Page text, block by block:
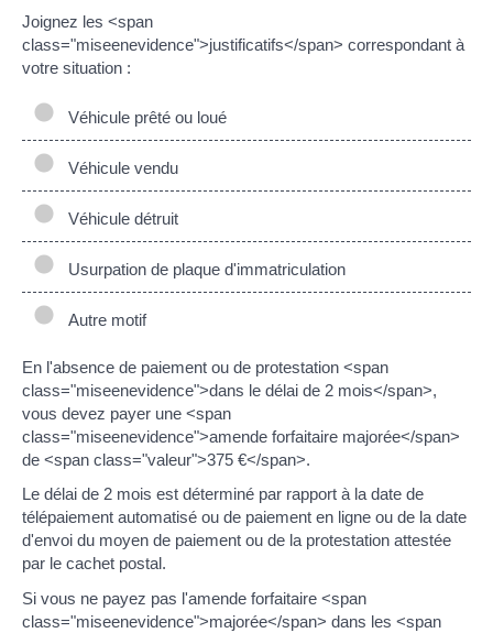
Joignez les <span
class="miseenevidence">justificatifs</span> correspondant à
votre situation :
Véhicule prêté ou loué
Véhicule vendu
Véhicule détruit
Usurpation de plaque d'immatriculation
Autre motif
En l'absence de paiement ou de protestation <span
class="miseenevidence">dans le délai de 2 mois</span>,
vous devez payer une <span
class="miseenevidence">amende forfaitaire majorée</span>
de <span class="valeur">375 €</span>.
Le délai de 2 mois est déterminé par rapport à la date de
télépaiement automatisé ou de paiement en ligne ou de la date
d'envoi du moyen de paiement ou de la protestation attestée
par le cachet postal.
Si vous ne payez pas l'amende forfaitaire <span
class="miseenevidence">majorée</span> dans les <span